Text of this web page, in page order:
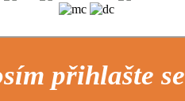
přihlašte se